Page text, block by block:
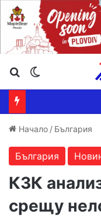
Търсене ...
Начало / България
България
КЗК
срещу